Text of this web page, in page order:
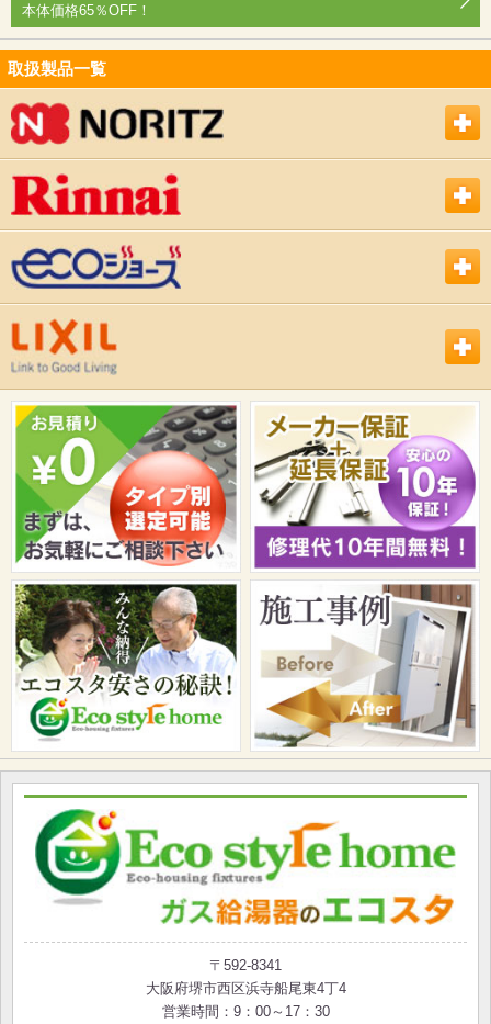
本体価格65％OFF！
取扱製品一覧
〒592-8341
大阪府堺市西区浜寺船尾東4丁4
営業時間：9：00～17：30